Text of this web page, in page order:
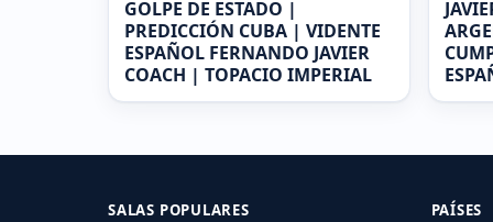
GOLPE DE ESTADO |
PREDICCIÓN CUBA | VIDENTE
ESPAÑOL FERNANDO JAVIER
COACH | TOPACIO IMPERIAL
SALAS POPULARES PAÍSES